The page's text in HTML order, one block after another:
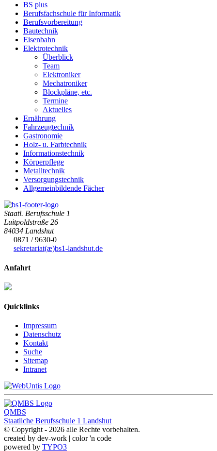
BS plus
Berufsfachschule für Informatik
Berufsvorbereitung
Bautechnik
Eisenbahn
Elektrotechnik
Überblick
Team
Elektroniker
Mechatroniker
Blockpläne, etc.
Termine
Aktuelles
Ernährung
Fahrzeugtechnik
Gastronomie
Holz- u. Farbtechnik
Informationstechnik
Körperpflege
Metalltechnik
Versorgungstechnik
Allgemeinbildende Fächer
Staatl. Berufsschule 1
Luitpoldstraße 26
84034 Landshut
0871 / 9630-0
sekretariat(æ)bs1-landshut.de
Anfahrt
Quicklinks
Impressum
Datenschutz
Kontakt
Suche
Sitemap
Intranet
QMBS
Staatliche Berufsschule 1 Landshut
© Copyright - 2026 alle Rechte vorbehalten.
created by dev-work | color 'n code
powered by TYPO3